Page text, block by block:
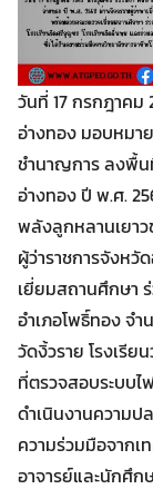
Search
for:
วันที่ 17 กรกฎาค
อ่างทอง มอบหมา
ชำนาญการ ลงพื้
อ่างทอง ปี พ.ศ.
พลังลูกหลานเยา
ผู้ว่าราชการจังห
เยี่ยมสถานศึกษา
อำเภอโพธิ์ทอง จำ
วัดงิ้วราย โรงเรี
ที่ตรวจสอบระบบไ
ดำเนินงานความป
ความร่วมมือจากเ
อาจารย์และนักศึก